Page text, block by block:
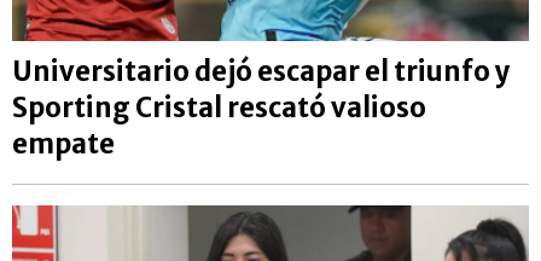
Universitario dejó escapar el triunfo y
Sporting Cristal rescató valioso
empate